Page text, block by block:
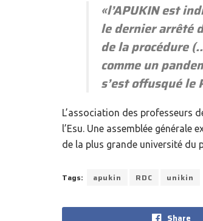
«l’APUKIN est
le dernier arrêté
de la procédure
comme un
s’est offusqué le
L’association des professeurs
l’Esu. Une assemblée
de la plus grande université du
Tags: apukin RDC unikin